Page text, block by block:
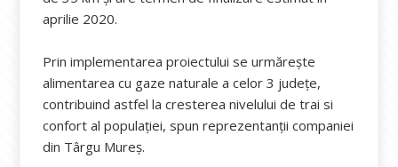
aprilie 2020.
Prin implementarea proiectului se urmărește
alimentarea cu gaze naturale a celor 3 județe,
contribuind astfel la cresterea nivelului de trai si
confort al populației, spun reprezentanții companiei
din Târgu Mureș.